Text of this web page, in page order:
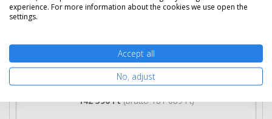
142 590 Ft (bruttó 181 089 Ft)
experience. For more information about the cookies we use open the
settings.
Accept all
No, adjust